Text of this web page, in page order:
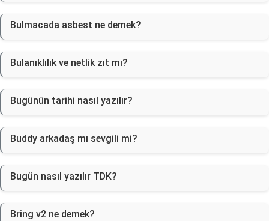
Bulmacada asbest ne demek?
Bulanıklılık ve netlik zıt mı?
Bugünün tarihi nasıl yazılır?
Buddy arkadaş mı sevgili mi?
Bugün nasıl yazılır TDK?
Bring v2 ne demek?